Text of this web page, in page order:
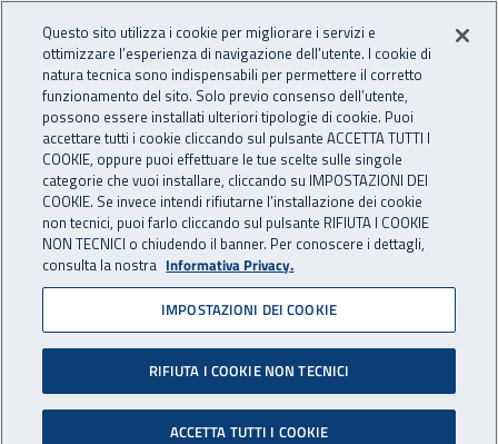
INAIL - Istituto Nazionale
Apri cerca
Navigazione principale
Navigazione - Ti trovi in:
Home Inail comunica Avvisi
Dr Lombardia: chiusura
temporanea degli uffici
della sede di Rho
Nella giornata dell'8 maggio 2024 restano
chiusi gli uffici della sede di Rho.
Questo sito utilizza i cookie per migliorare i servizi e
ottimizzare l’esperienza di navigazione dell’utente. I cookie di
natura tecnica sono indispensabili per permettere il corretto
funzionamento del sito. Solo previo consenso dell’utente,
possono essere installati ulteriori tipologie di cookie. Puoi
accettare tutti i cookie cliccando sul pulsante ACCETTA TUTTI I
COOKIE, oppure puoi effettuare le tue scelte sulle singole
categorie che vuoi installare, cliccando su IMPOSTAZIONI DEI
COOKIE. Se invece intendi rifiutarne l’installazione dei cookie
non tecnici, puoi farlo cliccando sul pulsante RIFIUTA I COOKIE
NON TECNICI o chiudendo il banner. Per conoscere i dettagli,
consulta la nostra Informativa Privacy.
IMPOSTAZIONI DEI COOKIE
RIFIUTA I COOKIE NON TECNICI
ACCETTA TUTTI I COOKIE